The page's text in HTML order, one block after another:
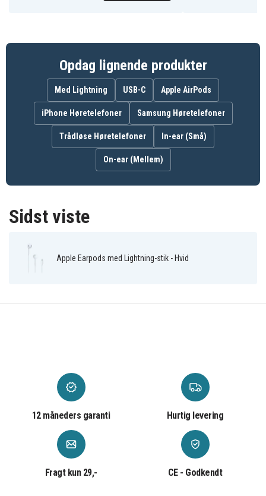
Hvid
Forbindelsestype Kablet
Kontakt til enhed Lightning
Opdag lignende produkter
Med Lightning USB-C Apple AirPods
iPhone Høretelefoner Samsung Høretelefoner
Trådløse Høretelefoner In-ear (Små)
On-ear (Mellem)
Sidst viste
Apple Earpods med Lightning-stik - Hvid
12 måneders garanti Hurtig levering
Fragt kun 29,- CE - Godkendt